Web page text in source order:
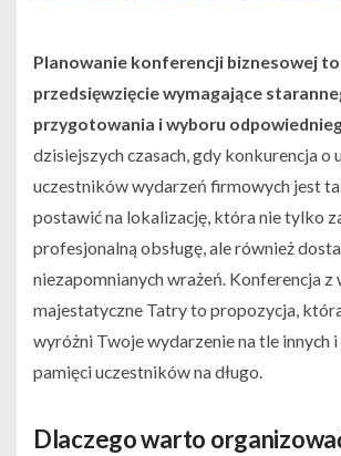
Planowanie konferencji biznesowej to
przedsięwzięcie wymagające
przygotowania i wyboru
dzisiejszych czasach, gdy konkurencja o
uczestników wydarzeń firmowych jest
postawić na lokalizację, która nie tylko
profesjonalną obsługę, ale również
niezapomnianych wrażeń. Konferencja z
majestatyczne Tatry to propozycja,
wyróżni Twoje wydarzenie na tle innych
pamięci uczestników na długo.
Dlaczego warto